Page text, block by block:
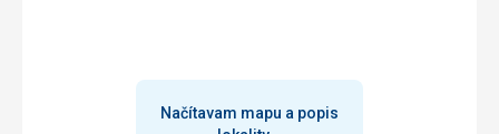
Načítavam mapu a popis